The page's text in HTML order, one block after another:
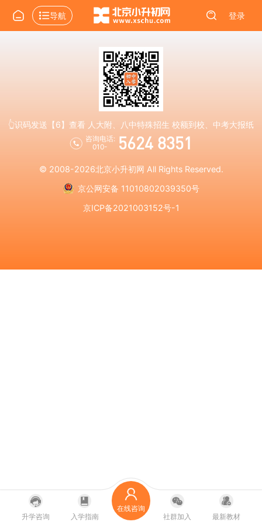
导航 登录
👆识码发送【6】查看 人大附、八中特殊招生 校额到校、中考大报纸
咨询电话:
010-
5624 8351
© 2008-2026北京小升初网 All Rights Reserved.
京公网安备 11010802039350号
京ICP备2021003152号-1
升学咨询 入学指南
在线咨询
社群加入
最新教材